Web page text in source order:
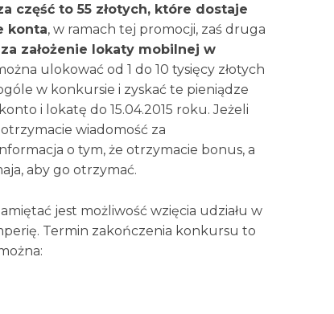
część to 55 złotych, które dostaje
konta, w ramach tej promocji, zaś druga
założenie lokaty mobilnej w
ulokować od 1 do 10 tysięcy złotych
w konkursie i zyskać te pieniądze
i lokatę do 15.04.2015 roku. Jeżeli
wiadomość za
o tym, że otrzymacie bonus, a
aby go otrzymać.
jest możliwość wzięcia udziału w
Termin zakończenia konkursu to